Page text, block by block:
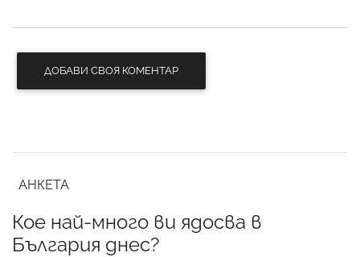
ДОБАВИ СВОЯ КОМЕНТАР
АНКЕТА
Кое най-много ви ядосва в
България днес?